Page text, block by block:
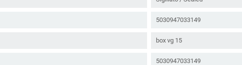
5030947033149
box vg 15
5030947033149